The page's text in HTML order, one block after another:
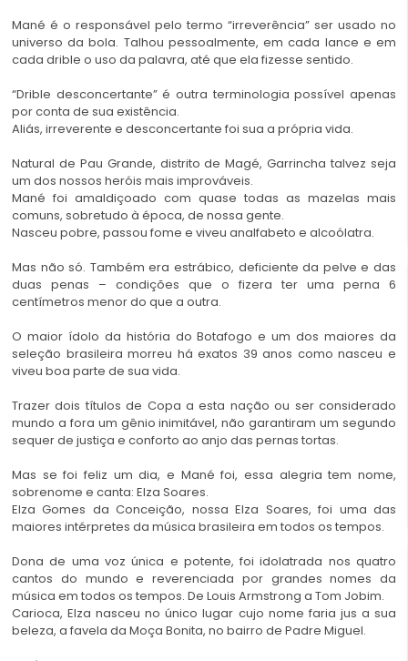
Mané é o responsável pelo termo “irreverência” ser usado no
universo da bola. Talhou pessoalmente, em cada lance e em
cada drible o uso da palavra, até que ela fizesse sentido.
“Drible desconcertante” é outra terminologia possível apenas
por conta de sua existência.
Aliás, irreverente e desconcertante foi sua a própria vida.
Natural de Pau Grande, distrito de Magé, Garrincha talvez seja
um dos nossos heróis mais improváveis.
Mané foi amaldiçoado com quase todas as mazelas mais
comuns, sobretudo à época, de nossa gente.
Nasceu pobre, passou fome e viveu analfabeto e alcoólatra.
Mas não só. Também era estrábico, deficiente da pelve e das
duas penas – condições que o fizera ter uma perna 6
centímetros menor do que a outra.
O maior ídolo da história do Botafogo e um dos maiores da
seleção brasileira morreu há exatos 39 anos como nasceu e
viveu boa parte de sua vida.
Trazer dois títulos de Copa a esta nação ou ser considerado
mundo a fora um gênio inimitável, não garantiram um segundo
sequer de justiça e conforto ao anjo das pernas tortas.
Mas se foi feliz um dia, e Mané foi, essa alegria tem nome,
sobrenome e canta: Elza Soares.
Elza Gomes da Conceição, nossa Elza Soares, foi uma das
maiores intérpretes da música brasileira em todos os tempos.
Dona de uma voz única e potente, foi idolatrada nos quatro
cantos do mundo e reverenciada por grandes nomes da
música em todos os tempos. De Louis Armstrong a Tom Jobim.
Carioca, Elza nasceu no único lugar cujo nome faria jus a sua
beleza, a favela da Moça Bonita, no bairro de Padre Miguel.